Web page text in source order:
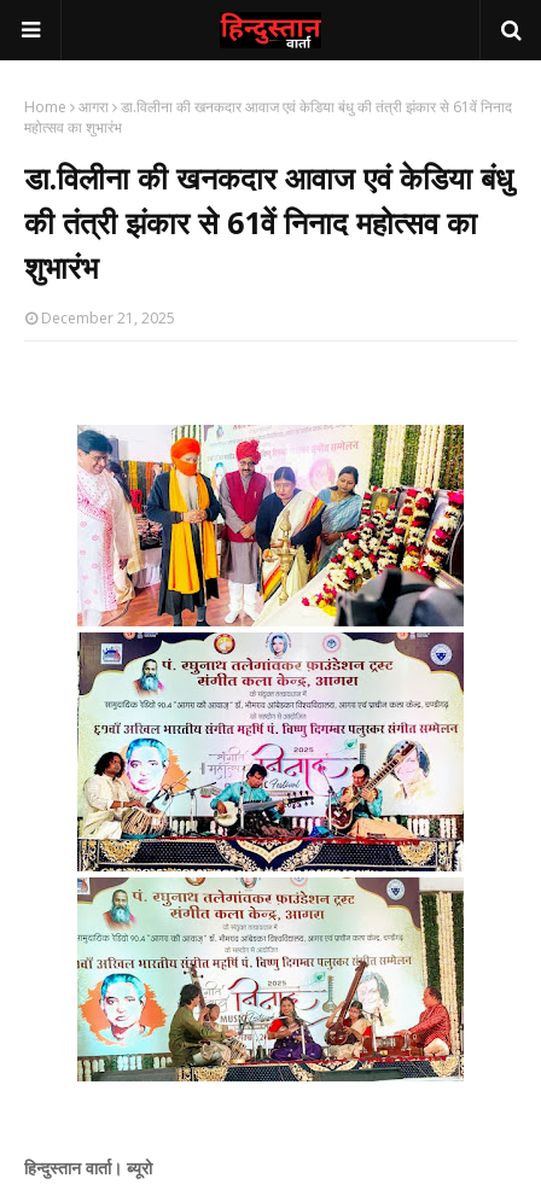
Home आगरा डा.विलीना की खनकदार आवाज एवं केडिया बंधु की तंत्री झंकार से 61वें निनाद
महोत्सव का शुभारंभ
डा.विलीना की खनकदार आवाज एवं केडिया बंधु
की तंत्री झंकार से 61वें निनाद महोत्सव का
शुभारंभ
December 21, 2025
हिन्दुस्तान वार्ता। ब्यूरो